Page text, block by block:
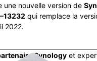
une nou­velle ver­sion de
qui rem­place la
2022.
Syn­ol­o­gyet